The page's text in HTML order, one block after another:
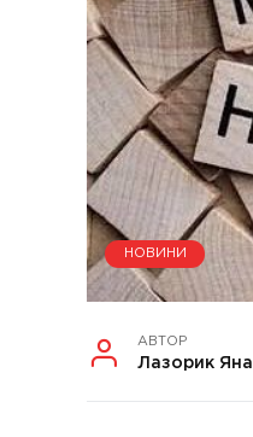
НОВИНИ
АВТОР
Лазорик Яна